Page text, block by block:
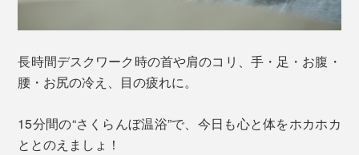
長時間デスクワーク時の首や肩のコリ、手・足・お腹・
腰・お尻の冷え、目の疲れに。
15分間の“さくらんぼ温浴”で、今日も心と体をホカホカ
ととのえましょ！